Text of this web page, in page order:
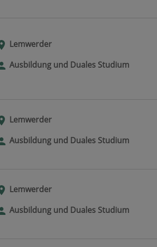
Lemwerder
Ausbildung und Duales Studium
Lemwerder
Ausbildung und Duales Studium
Lemwerder
Ausbildung und Duales Studium